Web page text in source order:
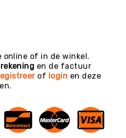
online of in de winkel.
en de factuur
of login en deze